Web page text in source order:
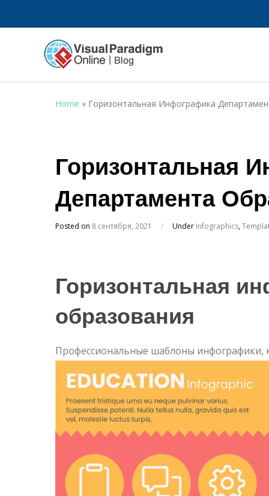
Home » Горизонтальная Инфографика
Горизонтальная
Департамента
Posted on 8 сентября, 2021 / Under Infographics,
Горизонтальная
образования
Профессиональные шаблоны инфографики,